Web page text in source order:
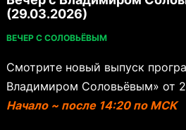
(29.03.2026)
ВЕЧЕР С СОЛОВЬЁВЫМ
Смотрите новый выпуск
Владимиром Соловьёвым» от
Начало ~ после 14:20 по МСК